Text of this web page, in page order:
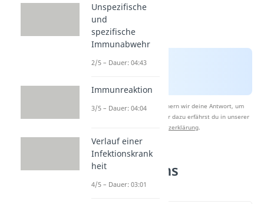
Nach Beantwortung speichern wir deine Antwort, um
Studyflix zu verbessern. Mehr dazu erfährst du in unserer
Datenschutzerklärung.
Gap Junctions
Funktionen
Unspezifische
und
spezifische
Immunabwehr
2/5 – Dauer: 04:43
Immunreaktion
3/5 – Dauer: 04:04
Verlauf einer
Infektionskrank
heit
4/5 – Dauer: 03:01